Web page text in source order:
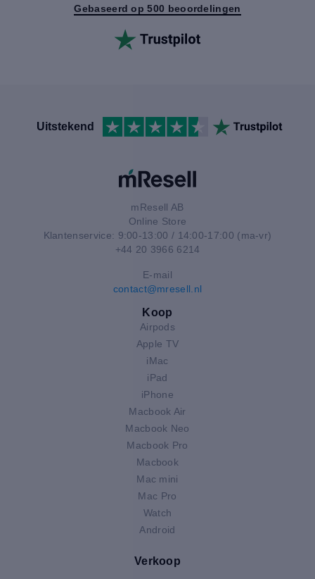
Gebaseerd op 500 beoordelingen
Uitstekend
mResell AB
Online Store
Klantenservice: 9:00-13:00 / 14:00-17:00 (ma-vr)
+44 20 3966 6214
E-mail
contact@mresell.nl
Koop
Airpods
Apple TV
iMac
iPad
iPhone
Macbook Air
Macbook Neo
Macbook Pro
Macbook
Mac mini
Mac Pro
Watch
Android
Verkoop